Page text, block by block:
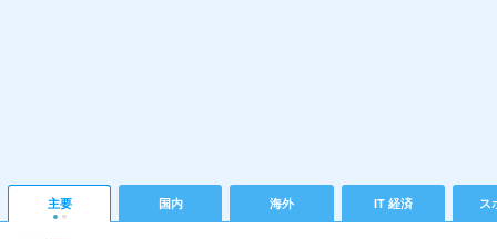
主要 国内 海外 IT 経済 ス